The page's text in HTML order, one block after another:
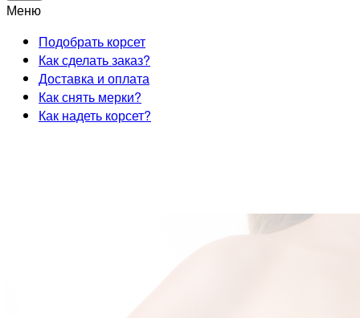
Меню
Подобрать корсет
Как сделать заказ?
Доставка и оплата
Как снять мерки?
Как надеть корсет?